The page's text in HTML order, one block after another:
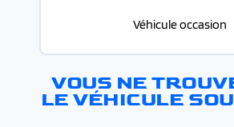
Véhicule occasion
VOUS NE
LE VÉHICULE